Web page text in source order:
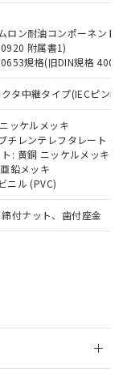
ロン耐油コンポーネント
附属書1)
規格(旧DIN規格
タ中継タイプ(IECピン配
ッケルメッキ
チレンテレフタレート
: 黄銅 ニッケルメッキ
鉛メッキ
ニル (PVC)
付ナット、歯付座金
および標
ことをご
格はお客
担当のオ
販売員に
社販売拠
」をご確認
を当社の
または開
作成サー
当社の製
ビフェニル
ルエーテル類
チルヘキシ
タル酸ブチ
酸ジブチル
ブチル
器に対する
値を超える意
り、予定
Cd(カドミウ
臭化ビフェ
ェニルエーテ
フタル酸ジ
チルベンジ
1000ppm
べてが基
て有害物
な影響を
続きを
合は、完
出されな
。
ミサイ
はその他
等に一切
販売する
内容を当
当社は、
係者が違
合は、取
庫あり
につ
先、ま
ン制御
にご確
状況の